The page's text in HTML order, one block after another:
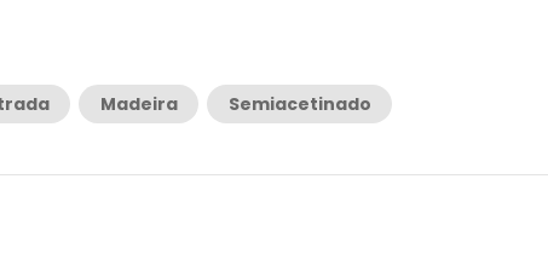
Madeira Semiacetinado